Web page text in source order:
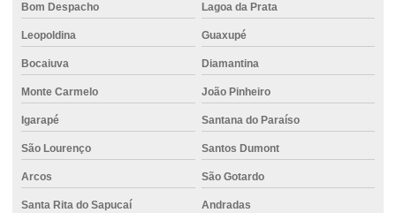
Cimento uau
Cimento usinado
Cimento em vespasiano
Concreto auto adensável
Concreto auto nivelante
Bom Despacho Lagoa da Prata
Leopoldina Guaxupé
Bocaiuva Diamantina
Monte Carmelo João Pinheiro
Igarapé Santana do Paraíso
São Lourenço Santos Dumont
Arcos São Gotardo
Santa Rita do Sapucaí Andradas